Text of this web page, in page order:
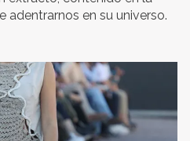
adentrarnos en su universo.